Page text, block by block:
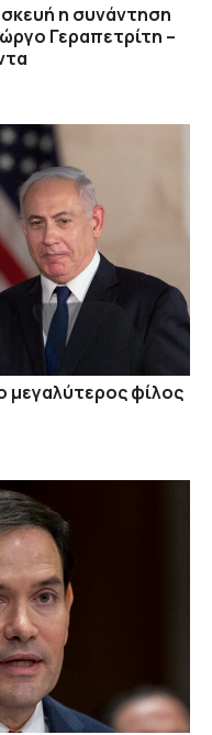
η συνάντηση
Γεραπετρίτη –
μεγαλύτερος φίλος